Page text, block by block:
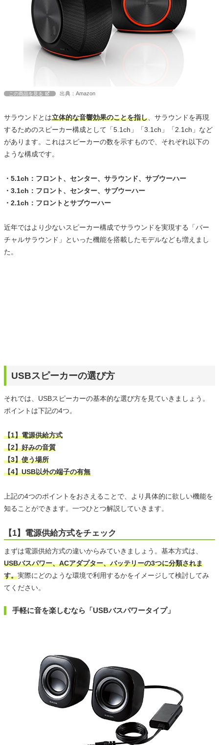
この商品を見る 出典：Amazon
サラウンドとは立体的な音響効果のことを指し 、サラウンドを再現
するためのスピーカー構成として「5.1ch」「3.1ch」「2.1ch」など
があります。これはスピーカーの数を示すもので、それぞれ以下の
ような構成です。
・5.1ch：フロント、センター、サラウンド、サブウーハー
・3.1ch：フロント、センター、サブウーハー
・2.1ch：フロントとサブウーハー
近年ではより少ないスピーカー構成でサラウンドを実現する「バー
チャルサラウンド」といった機能を搭載したモデルなども増えまし
た。
USBスピーカーの選び方
それでは、USBスピーカーの基本的な選び方を見ていきましょう。
ポイントは下記の4つ。
【1】電源供給方式
【2】好みの音質
【3】使う場所
【4】USB以外の端子の有無
上記の4つのポイントをおさえることで、より具体的に欲しい機能を
知ることができます。一つひとつ解説していきます。
【1】電源供給方式をチェック
まずは電源供給方式の違いからみていきましょう。基本方式は、
USBバスパワー、ACアダプター、バッテリーの3つに分類されま
す。実際にどのような環境で利用するかをイメージして検討してみ
てください。
手軽に音を楽しむなら「USBバスパワータイプ」